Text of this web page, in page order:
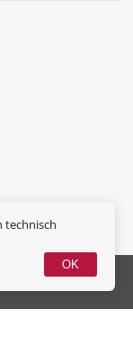
technisch
OK